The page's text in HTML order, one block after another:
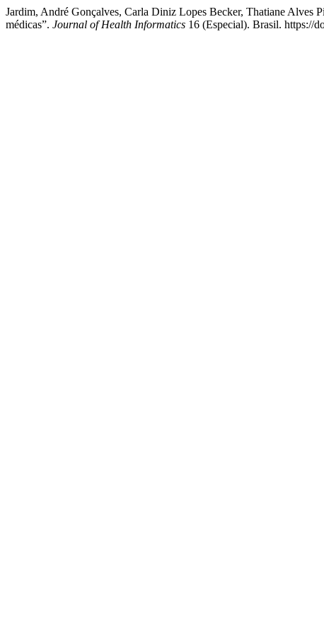
Jardim, André Gonçalves, Carla Diniz Lopes Becker, Thatiane Alves
médicas”. Journal of Health Informatics 16 (Especial). Brasil. https://